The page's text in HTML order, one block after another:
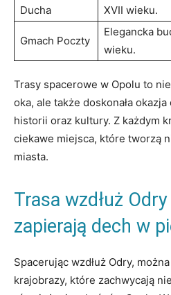
Ducha
XVII wieku.
Gmach ‍Poczty
Elegancka
wieku.
Trasy spacerowe w Opolu to
oka, ale także doskonała
historii ⁤oraz kultury. Z każdym
ciekawe miejsca, które tworzą
miasta.
Trasa wzdłuż
zapierają dech w
Spacerując wzdłuż ‌Odry,
krajobrazy,⁤ które zachwycają